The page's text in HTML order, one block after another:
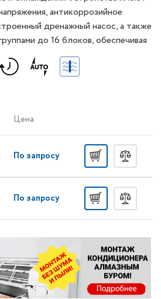
антикоррозийное
дренажный насос, а также
до 16 блоков, обеспечивая
Цена
По запросу
По запросу